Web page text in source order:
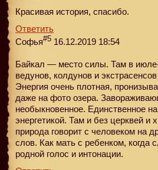
Красивая история, спасибо.
Ответить
Софья#5 16.12.2019 18:54
Байкал — место силы. Там в
ведунов, колдунов и
Энергия очень плотная,
даже на фото озера.
необыкновенное. Единственное
энергетикой. Там и без церквей и
природа говорит с человеком на
слов. Как мать с ребенком, когда
родной голос и интонации.